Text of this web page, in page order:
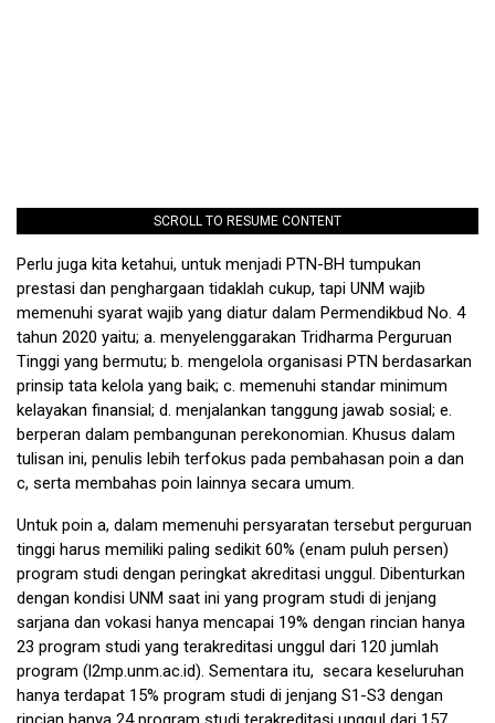
SCROLL TO RESUME CONTENT
Perlu juga kita ketahui, untuk menjadi PTN-BH tumpukan
prestasi dan penghargaan tidaklah cukup, tapi UNM wajib
memenuhi syarat wajib yang diatur dalam Permendikbud No. 4
tahun 2020 yaitu; a. menyelenggarakan Tridharma Perguruan
Tinggi yang bermutu; b. mengelola organisasi PTN berdasarkan
prinsip tata kelola yang baik; c. memenuhi standar minimum
kelayakan finansial; d. menjalankan tanggung jawab sosial; e.
berperan dalam pembangunan perekonomian. Khusus dalam
tulisan ini, penulis lebih terfokus pada pembahasan poin a dan
c, serta membahas poin lainnya secara umum.
Untuk poin a, dalam memenuhi persyaratan tersebut perguruan
tinggi harus memiliki paling sedikit 60% (enam puluh persen)
program studi dengan peringkat akreditasi unggul. Dibenturkan
dengan kondisi UNM saat ini yang program studi di jenjang
sarjana dan vokasi hanya mencapai 19% dengan rincian hanya
23 program studi yang terakreditasi unggul dari 120 jumlah
program (l2mp.unm.ac.id). Sementara itu, secara keseluruhan
hanya terdapat 15% program studi di jenjang S1-S3 dengan